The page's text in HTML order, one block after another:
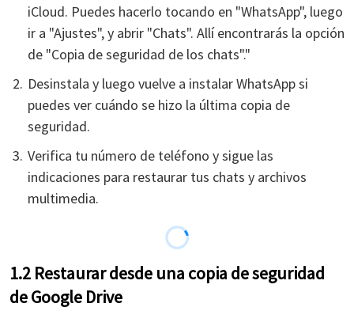
iCloud. Puedes hacerlo tocando en "WhatsApp", luego
ir a "Ajustes", y abrir "Chats". Allí encontrarás la opción
de "Copia de seguridad de los chats"."
Desinstala y luego vuelve a instalar WhatsApp si
puedes ver cuándo se hizo la última copia de
seguridad.
Verifica tu número de teléfono y sigue las
indicaciones para restaurar tus chats y archivos
multimedia.
1.2 Restaurar desde una copia de seguridad
de Google Drive